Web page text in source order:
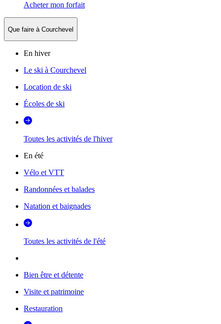
Acheter mon forfait
Que faire à Courchevel
En hiver
Le ski à Courchevel
Location de ski
Écoles de ski
Toutes les activités de l'hiver
En été
Vélo et VTT
Randonnées et balades
Natation et baignades
Toutes les activités de l'été
Bien être et détente
Visite et patrimoine
Restauration